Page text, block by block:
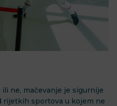
ne, mačevanje je sigurnije
rijetkih sportova u kojem ne